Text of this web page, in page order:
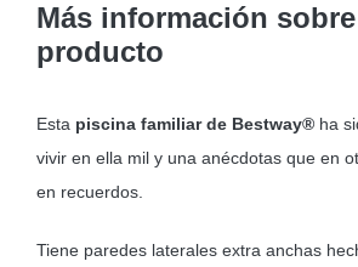
Más información
producto
Esta piscina familiar de Bestway® ha
vivir en ella mil y una anécdotas que en
en recuerdos.
Tiene paredes laterales extra anchas